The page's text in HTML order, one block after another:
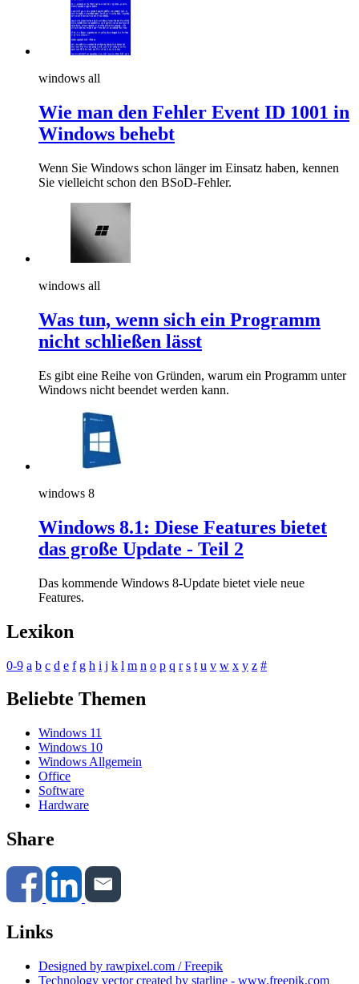
windows all
Wie man den Fehler Event ID 1001 in
Windows behebt
Wenn Sie Windows schon länger im Einsatz haben, kennen
Sie vielleicht schon den BSoD-Fehler.
windows all
Was tun, wenn sich ein Programm
nicht schließen lässt
Es gibt eine Reihe von Gründen, warum ein Programm unter
Windows nicht beendet werden kann.
windows 8
Windows 8.1: Diese Features bietet
das große Update - Teil 2
Das kommende Windows 8-Update bietet viele neue
Features.
Lexikon
0-9 a b c d e f g h i j k l m n o p q r s t u v w x y z #
Beliebte Themen
Windows 11
Windows 10
Windows Allgemein
Office
Software
Hardware
Share
Links
Designed by rawpixel.com / Freepik
Technology vector created by starline - www.freepik.com